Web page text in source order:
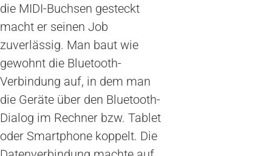
die MIDI-Buchsen gesteckt
macht er seinen Job
zuverlässig. Man baut wie
gewohnt die Bluetooth-
Verbindung auf, in dem man
die Geräte über den Bluetooth-
Dialog im Rechner bzw. Tablet
oder Smartphone koppelt. Die